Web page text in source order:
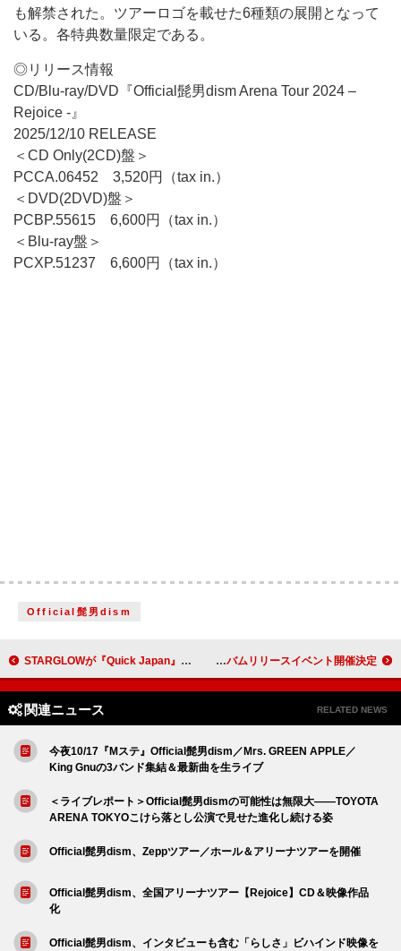
も解禁された。ツアーロゴを載せた6種類の展開となって
いる。各特典数量限定である。
◎リリース情報
CD/Blu-ray/DVD『Official髭男dism Arena Tour 2024 –
Rejoice -』
2025/12/10 RELEASE
＜CD Only(2CD)盤＞
PCCA.06452 3,520円（tax in.）
＜DVD(2DVD)盤＞
PCBP.55615 6,600円（tax in.）
＜Blu-ray盤＞
PCXP.51237 6,600円（tax in.）
Official髭男dism
STARGLOWが『Quick Japan』表紙、SKY-HIインタビュー／Aile The Shota×REIKOの対談も ukka、池袋・サンシャインシティ噴水広場にてアルバムリリースイベント開催決定
関連ニュース RELATED NEWS
今夜10/17『Mステ』Official髭男dism／Mrs. GREEN APPLE／
King Gnuの3バンド集結＆最新曲を生ライブ
＜ライブレポート＞Official髭男dismの可能性は無限大――TOYOTA
ARENA TOKYOこけら落とし公演で見せた進化し続ける姿
Official髭男dism、Zeppツアー／ホール＆アリーナツアーを開催
Official髭男dism、全国アリーナツアー【Rejoice】CD＆映像作品
化
Official髭男dism、インタビューも含む「らしさ」ビハインド映像を